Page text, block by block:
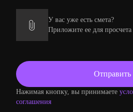
У вас уже есть смета?
Приложите ее для просчета
Нажимая кнопку, вы принимаете
соглашения